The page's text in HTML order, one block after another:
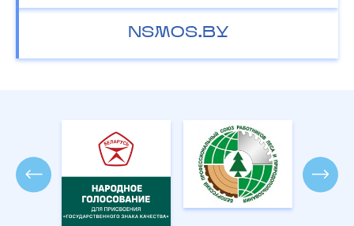
NSMOS.BY